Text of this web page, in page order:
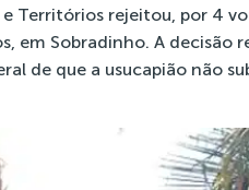
Territórios rejeitou, por 4
em Sobradinho. A decisão
de que a usucapião não